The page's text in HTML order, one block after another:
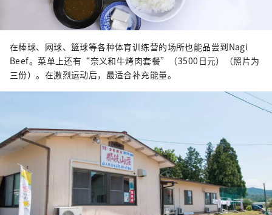
在棒球、网球、篮球等各种体育训练营的场所也能品尝到Nagi
Beef。菜单上还有“奈义和牛烤肉套餐”（3500日元）（照片为
三份）。在激烈运动后，最适合补充能量。